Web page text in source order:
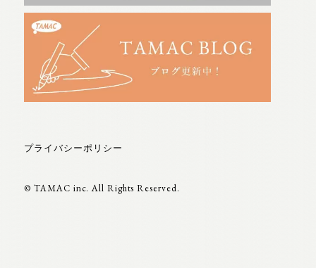
プライバシーポリシー
© TAMAC inc. All Rights Reserved.